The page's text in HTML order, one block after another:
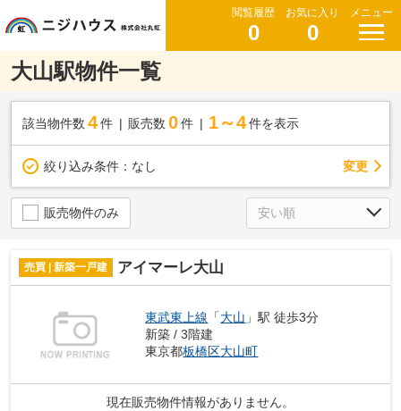
閲覧履歴
0
お気に入り
0
メニュー
大山駅物件一覧
該当物件数 4件 販売数 0 件 1～4 件を表示
絞り込み条件： なし 変更
販売物件のみ
売買 | 新築一戸建 アイマーレ大山
東武東上線 「大山 」駅 徒歩3分
新築 / 3階建
東京都板橋区大山町
現在販売物件情報がありません。